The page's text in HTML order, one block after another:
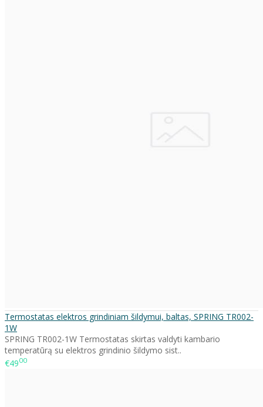
Termostatas elektros grindiniam šildymui, baltas, SPRING TR002-
1W
SPRING TR002-1W Termostatas skirtas valdyti kambario
temperatūrą su elektros grindinio šildymo sist..
€4900